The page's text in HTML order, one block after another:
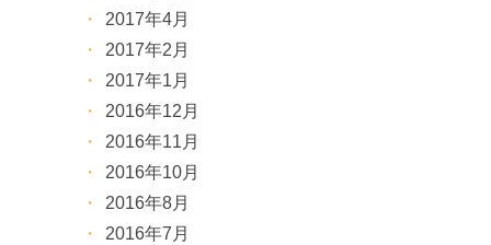
2017年4月
2017年2月
2017年1月
2016年12月
2016年11月
2016年10月
2016年8月
2016年7月